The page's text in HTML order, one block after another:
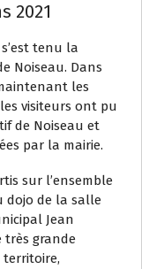
2021
tenu la
Noiseau. Dans
les
visiteurs ont pu
de Noiseau et
par la mairie.
sur l’ensemble
dojo de la salle
Jean
très grande
territoire,